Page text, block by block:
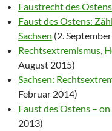
Faustrecht des
Faust des Ostens:
Sachsen (2.
Rechtsextremismus,
August 2015)
Sachsen:
Februar 2014)
Faust des Ostens –
2013)